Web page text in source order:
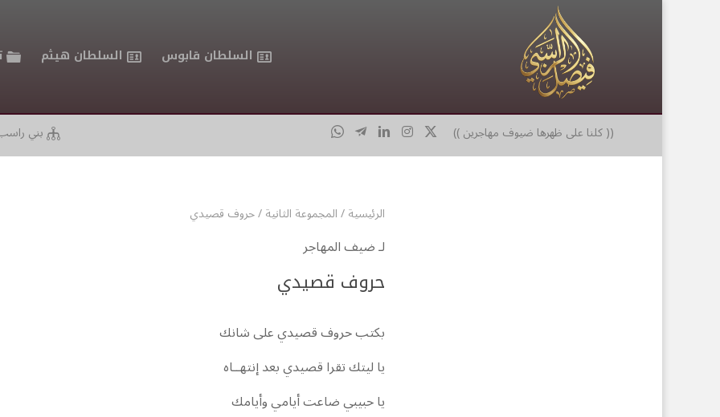
السلطان قابوس السلطان هيثم
(( كلنا على ظهرها ضيوف مهاجرين )) بني
الرئيسية/المجموعة الثانية/حروف قصيدي
لـضيف المهاجر
حروف قصيدي
بكتب حروف قصيدي على شانك
يا ليتك تقرا قصيدي بعد إنتهــاه
يا حبيبي ضاعت أيامي وأيامك